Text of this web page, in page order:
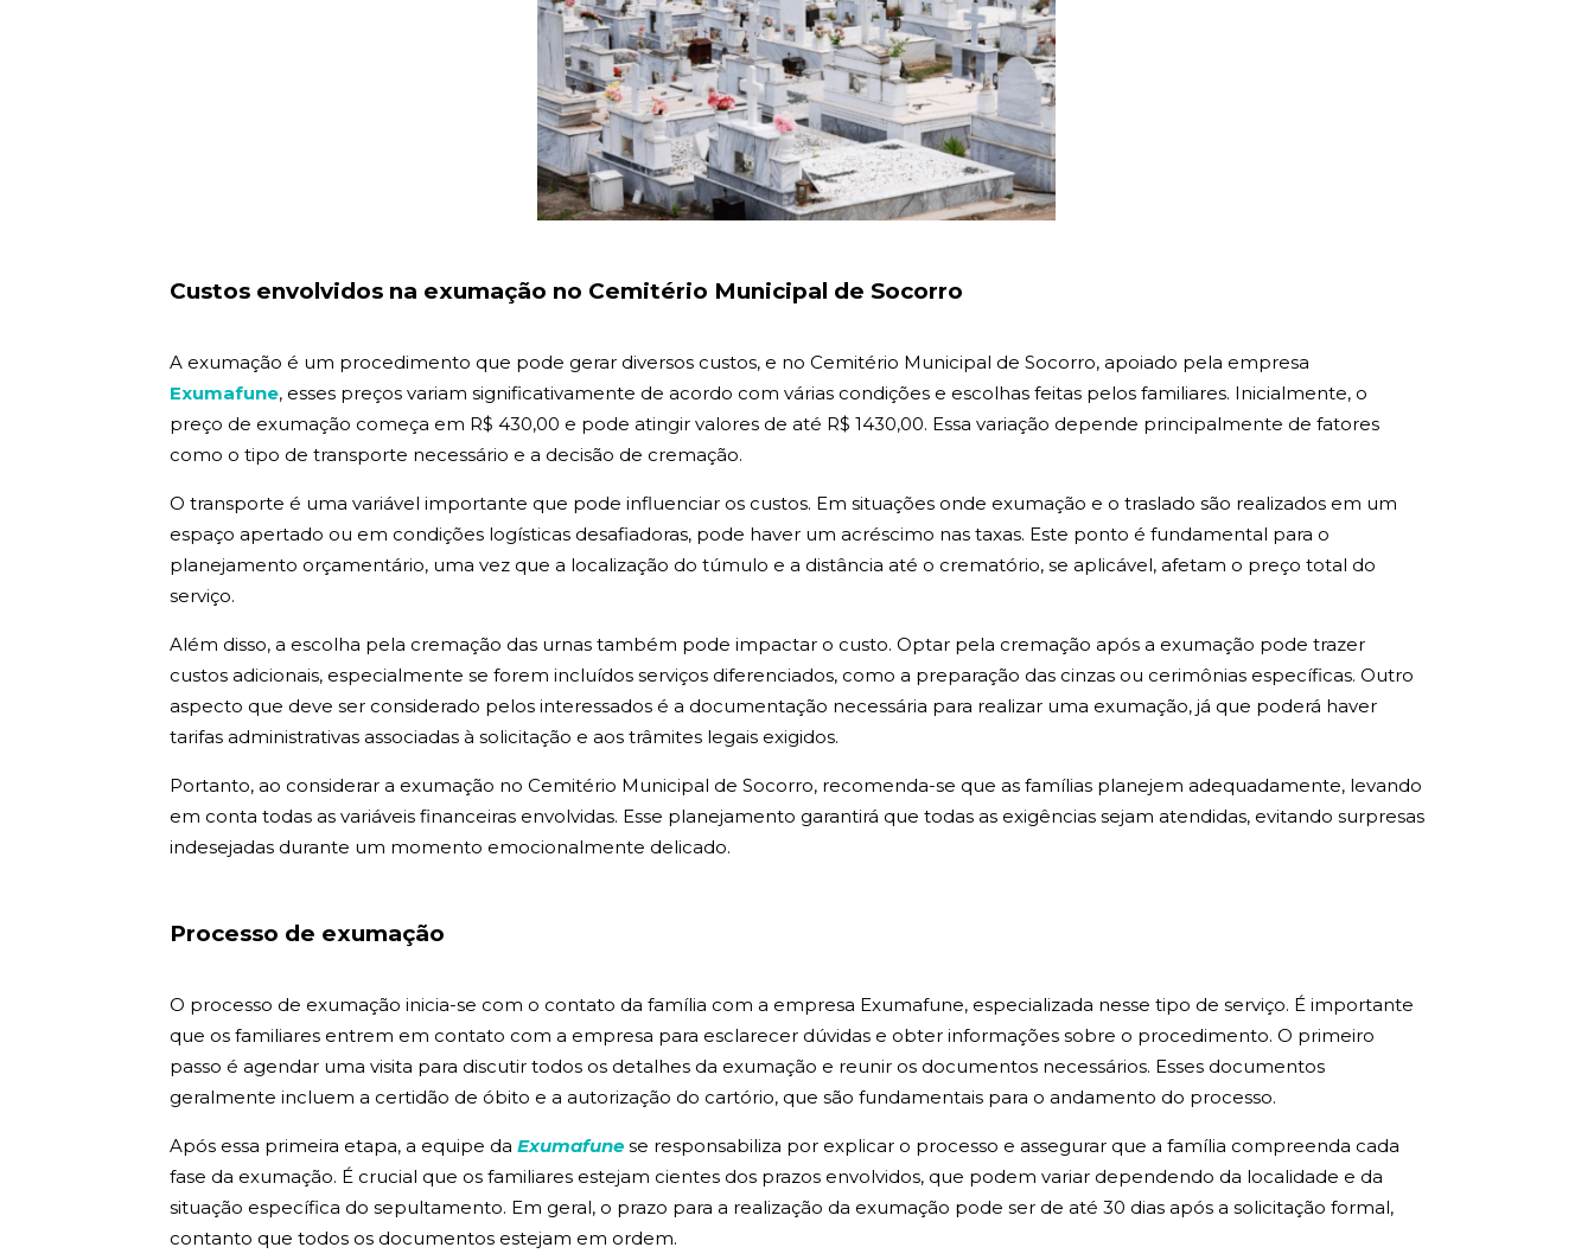
Custos envolvidos na exumação no Cemitério Municipal de Socorro
A exumação é um procedimento que pode gerar diversos custos, e no Cemitério Municipal de Socorro, apoiado pela empresa
Exumafune, esses preços variam significativamente de acordo com várias condições e escolhas feitas pelos familiares. Inicialmente, o
preço de exumação começa em R$ 430,00 e pode atingir valores de até R$ 1430,00. Essa variação depende principalmente de fatores
como o tipo de transporte necessário e a decisão de cremação.
O transporte é uma variável importante que pode influenciar os custos. Em situações onde exumação e o traslado são realizados em um
espaço apertado ou em condições logísticas desafiadoras, pode haver um acréscimo nas taxas. Este ponto é fundamental para o
planejamento orçamentário, uma vez que a localização do túmulo e a distância até o crematório, se aplicável, afetam o preço total do
serviço.
Além disso, a escolha pela cremação das urnas também pode impactar o custo. Optar pela cremação após a exumação pode trazer
custos adicionais, especialmente se forem incluídos serviços diferenciados, como a preparação das cinzas ou cerimônias específicas. Outro
aspecto que deve ser considerado pelos interessados é a documentação necessária para realizar uma exumação, já que poderá haver
tarifas administrativas associadas à solicitação e aos trâmites legais exigidos.
Portanto, ao considerar a exumação no Cemitério Municipal de Socorro, recomenda-se que as famílias planejem adequadamente, levando
em conta todas as variáveis financeiras envolvidas. Esse planejamento garantirá que todas as exigências sejam atendidas, evitando surpresas
indesejadas durante um momento emocionalmente delicado.
Processo de exumação
O processo de exumação inicia-se com o contato da família com a empresa Exumafune, especializada nesse tipo de serviço. É importante
que os familiares entrem em contato com a empresa para esclarecer dúvidas e obter informações sobre o procedimento. O primeiro
passo é agendar uma visita para discutir todos os detalhes da exumação e reunir os documentos necessários. Esses documentos
geralmente incluem a certidão de óbito e a autorização do cartório, que são fundamentais para o andamento do processo.
Após essa primeira etapa, a equipe da Exumafunese responsabiliza por explicar o processo e assegurar que a família compreenda cada
fase da exumação. É crucial que os familiares estejam cientes dos prazos envolvidos, que podem variar dependendo da localidade e da
situação específica do sepultamento. Em geral, o prazo para a realização da exumação pode ser de até 30 dias após a solicitação formal,
contanto que todos os documentos estejam em ordem.